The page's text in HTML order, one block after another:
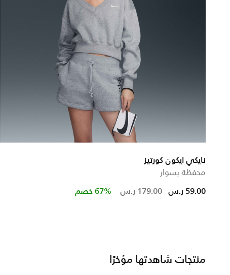
نايكي ايكون كورتيز
محفظة بسوار
Price reduced 179.00 ر.س to
59.00 ر.س 67% خصم
from
منتجات شاهدتها مؤخرًا